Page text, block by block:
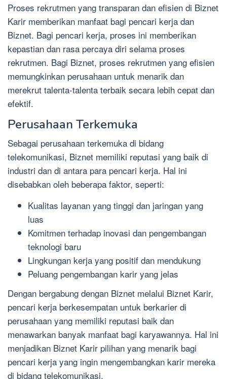
Proses rekrutmen yang transparan dan efisien di Biznet
Karir memberikan manfaat bagi pencari kerja dan
Biznet. Bagi pencari kerja, proses ini memberikan
kepastian dan rasa percaya diri selama proses
rekrutmen. Bagi Biznet, proses rekrutmen yang efisien
memungkinkan perusahaan untuk menarik dan
merekrut talenta-talenta terbaik secara lebih cepat dan
efektif.
Perusahaan Terkemuka
Sebagai perusahaan terkemuka di bidang
telekomunikasi, Biznet memiliki reputasi yang baik di
industri dan di antara para pencari kerja. Hal ini
disebabkan oleh beberapa faktor, seperti:
Kualitas layanan yang tinggi dan jaringan yang
luas
Komitmen terhadap inovasi dan pengembangan
teknologi baru
Lingkungan kerja yang positif dan mendukung
Peluang pengembangan karir yang jelas
Dengan bergabung dengan Biznet melalui Biznet Karir,
pencari kerja berkesempatan untuk berkarier di
perusahaan yang memiliki reputasi baik dan
menawarkan banyak manfaat bagi karyawannya. Hal ini
menjadikan Biznet Karir pilihan yang menarik bagi
pencari kerja yang ingin mengembangkan karir mereka
di bidang telekomunikasi.